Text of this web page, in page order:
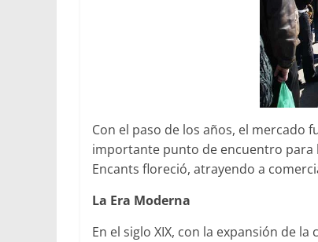
Con el paso de los años, el mercado
importante punto de encuentro para
Encants floreció, atrayendo a
La Era Moderna
En el siglo XIX, con la expansión de